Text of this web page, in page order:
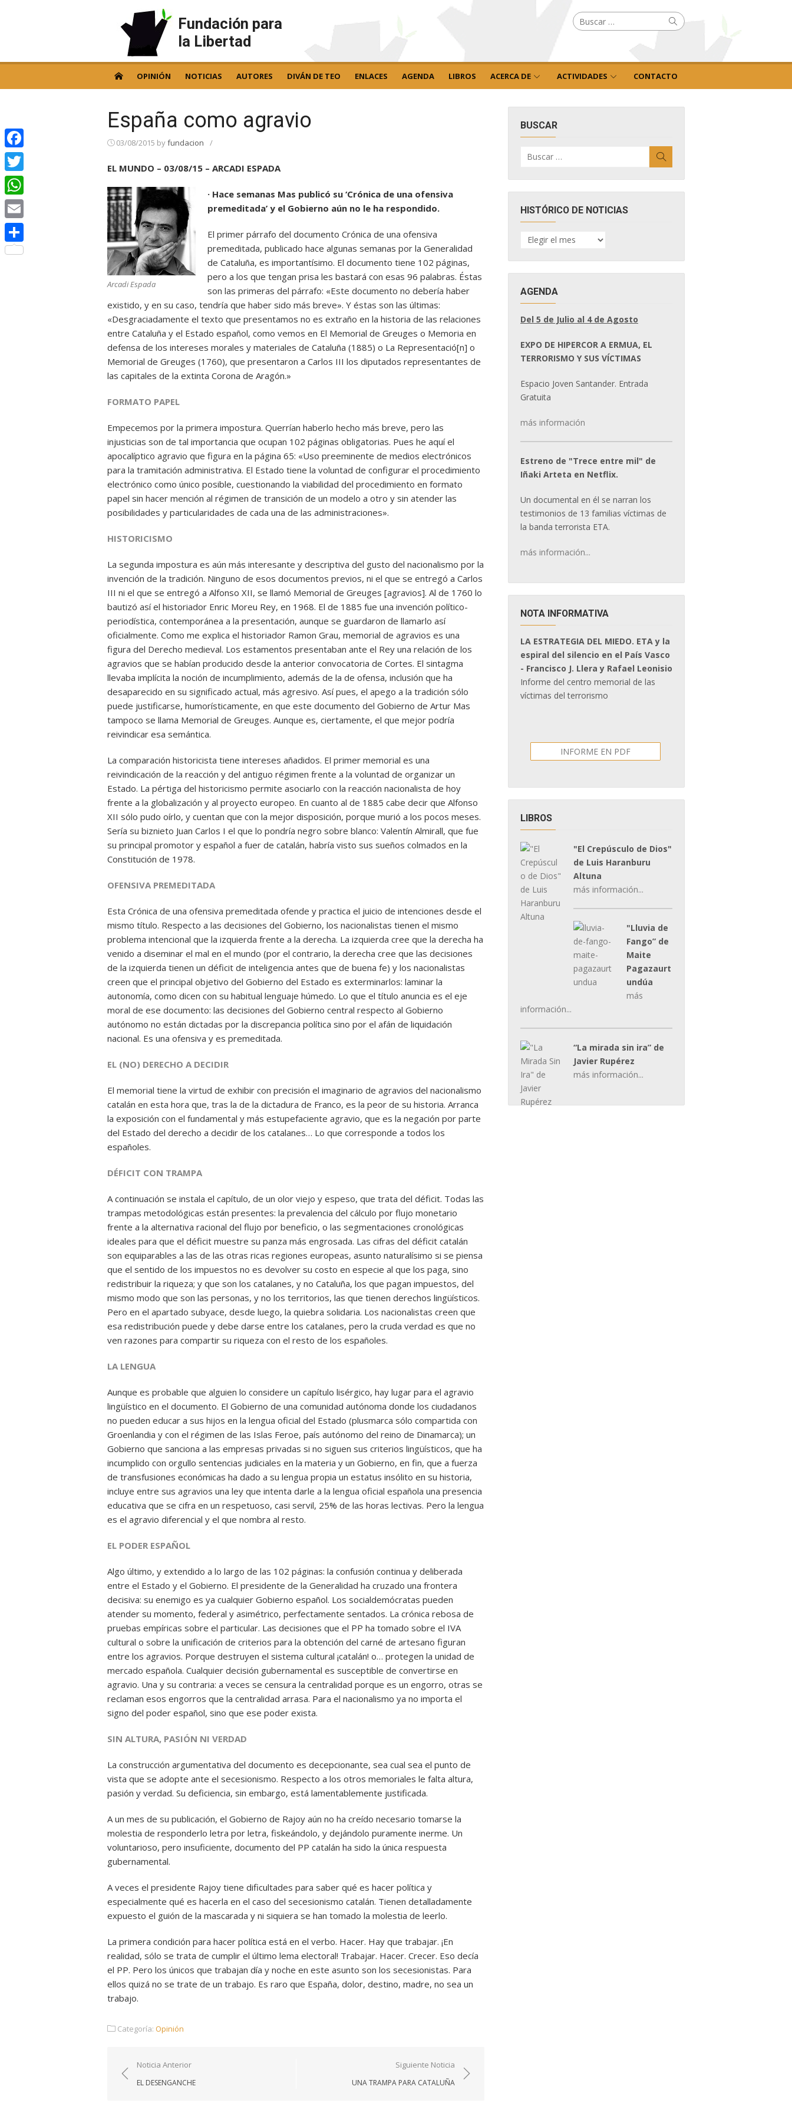
Fundación para
la Libertad
Buscar
por: Buscar
OPINIÓN NOTICIAS AUTORES DIVÁN DE TEO ENLACES AGENDA LIBROS ACERCA DE ACTIVIDADES CONTACTO
España como agravio
03/08/2015 byfundacion /
EL MUNDO – 03/08/15 – ARCADI ESPADA
Arcadi Espada
· Hace semanas Mas publicó su ‘Crónica de una ofensiva
premeditada’ y el Gobierno aún no le ha respondido.
El primer párrafo del documento Crónica de una ofensiva
premeditada, publicado hace algunas semanas por la Generalidad
de Cataluña, es importantísimo. El documento tiene 102 páginas,
pero a los que tengan prisa les bastará con esas 96 palabras. Éstas
son las primeras del párrafo: «Este documento no debería haber
existido, y en su caso, tendría que haber sido más breve». Y éstas son las últimas:
«Desgraciadamente el texto que presentamos no es extraño en la historia de las relaciones
entre Cataluña y el Estado español, como vemos en El Memorial de Greuges o Memoria en
defensa de los intereses morales y materiales de Cataluña (1885) o La Representació[n] o
Memorial de Greuges (1760), que presentaron a Carlos III los diputados representantes de
las capitales de la extinta Corona de Aragón.»
FORMATO PAPEL
Empecemos por la primera impostura. Querrían haberlo hecho más breve, pero las
injusticias son de tal importancia que ocupan 102 páginas obligatorias. Pues he aquí el
apocalíptico agravio que figura en la página 65: «Uso preeminente de medios electrónicos
para la tramitación administrativa. El Estado tiene la voluntad de configurar el procedimiento
electrónico como único posible, cuestionando la viabilidad del procedimiento en formato
papel sin hacer mención al régimen de transición de un modelo a otro y sin atender las
posibilidades y particularidades de cada una de las administraciones».
HISTORICISMO
La segunda impostura es aún más interesante y descriptiva del gusto del nacionalismo por la
invención de la tradición. Ninguno de esos documentos previos, ni el que se entregó a Carlos
III ni el que se entregó a Alfonso XII, se llamó Memorial de Greuges [agravios]. Al de 1760 lo
bautizó así el historiador Enric Moreu Rey, en 1968. El de 1885 fue una invención político-
periodística, contemporánea a la presentación, aunque se guardaron de llamarlo así
oficialmente. Como me explica el historiador Ramon Grau, memorial de agravios es una
figura del Derecho medieval. Los estamentos presentaban ante el Rey una relación de los
agravios que se habían producido desde la anterior convocatoria de Cortes. El sintagma
llevaba implícita la noción de incumplimiento, además de la de ofensa, inclusión que ha
desaparecido en su significado actual, más agresivo. Así pues, el apego a la tradición sólo
puede justificarse, humorísticamente, en que este documento del Gobierno de Artur Mas
tampoco se llama Memorial de Greuges. Aunque es, ciertamente, el que mejor podría
reivindicar esa semántica.
La comparación historicista tiene intereses añadidos. El primer memorial es una
reivindicación de la reacción y del antiguo régimen frente a la voluntad de organizar un
Estado. La pértiga del historicismo permite asociarlo con la reacción nacionalista de hoy
frente a la globalización y al proyecto europeo. En cuanto al de 1885 cabe decir que Alfonso
XII sólo pudo oírlo, y cuentan que con la mejor disposición, porque murió a los pocos meses.
Sería su biznieto Juan Carlos I el que lo pondría negro sobre blanco: Valentín Almirall, que fue
su principal promotor y español a fuer de catalán, habría visto sus sueños colmados en la
Constitución de 1978.
OFENSIVA PREMEDITADA
Esta Crónica de una ofensiva premeditada ofende y practica el juicio de intenciones desde el
mismo título. Respecto a las decisiones del Gobierno, los nacionalistas tienen el mismo
problema intencional que la izquierda frente a la derecha. La izquierda cree que la derecha ha
venido a diseminar el mal en el mundo (por el contrario, la derecha cree que las decisiones
de la izquierda tienen un déficit de inteligencia antes que de buena fe) y los nacionalistas
creen que el principal objetivo del Gobierno del Estado es exterminarlos: laminar la
autonomía, como dicen con su habitual lenguaje húmedo. Lo que el título anuncia es el eje
moral de ese documento: las decisiones del Gobierno central respecto al Gobierno
autónomo no están dictadas por la discrepancia política sino por el afán de liquidación
nacional. Es una ofensiva y es premeditada.
EL (NO) DERECHO A DECIDIR
El memorial tiene la virtud de exhibir con precisión el imaginario de agravios del nacionalismo
catalán en esta hora que, tras la de la dictadura de Franco, es la peor de su historia. Arranca
la exposición con el fundamental y más estupefaciente agravio, que es la negación por parte
del Estado del derecho a decidir de los catalanes… Lo que corresponde a todos los
españoles.
DÉFICIT CON TRAMPA
A continuación se instala el capítulo, de un olor viejo y espeso, que trata del déficit. Todas las
trampas metodológicas están presentes: la prevalencia del cálculo por flujo monetario
frente a la alternativa racional del flujo por beneficio, o las segmentaciones cronológicas
ideales para que el déficit muestre su panza más engrosada. Las cifras del déficit catalán
son equiparables a las de las otras ricas regiones europeas, asunto naturalísimo si se piensa
que el sentido de los impuestos no es devolver su costo en especie al que los paga, sino
redistribuir la riqueza; y que son los catalanes, y no Cataluña, los que pagan impuestos, del
mismo modo que son las personas, y no los territorios, las que tienen derechos lingüísticos.
Pero en el apartado subyace, desde luego, la quiebra solidaria. Los nacionalistas creen que
esa redistribución puede y debe darse entre los catalanes, pero la cruda verdad es que no
ven razones para compartir su riqueza con el resto de los españoles.
LA LENGUA
Aunque es probable que alguien lo considere un capítulo lisérgico, hay lugar para el agravio
lingüístico en el documento. El Gobierno de una comunidad autónoma donde los ciudadanos
no pueden educar a sus hijos en la lengua oficial del Estado (plusmarca sólo compartida con
Groenlandia y con el régimen de las Islas Feroe, país autónomo del reino de Dinamarca); un
Gobierno que sanciona a las empresas privadas si no siguen sus criterios lingüísticos, que ha
incumplido con orgullo sentencias judiciales en la materia y un Gobierno, en fin, que a fuerza
de transfusiones económicas ha dado a su lengua propia un estatus insólito en su historia,
incluye entre sus agravios una ley que intenta darle a la lengua oficial española una presencia
educativa que se cifra en un respetuoso, casi servil, 25% de las horas lectivas. Pero la lengua
es el agravio diferencial y el que nombra al resto.
EL PODER ESPAÑOL
Algo último, y extendido a lo largo de las 102 páginas: la confusión continua y deliberada
entre el Estado y el Gobierno. El presidente de la Generalidad ha cruzado una frontera
decisiva: su enemigo es ya cualquier Gobierno español. Los socialdemócratas pueden
atender su momento, federal y asimétrico, perfectamente sentados. La crónica rebosa de
pruebas empíricas sobre el particular. Las decisiones que el PP ha tomado sobre el IVA
cultural o sobre la unificación de criterios para la obtención del carné de artesano figuran
entre los agravios. Porque destruyen el sistema cultural ¡catalán! o… protegen la unidad de
mercado española. Cualquier decisión gubernamental es susceptible de convertirse en
agravio. Una y su contraria: a veces se censura la centralidad porque es un engorro, otras se
reclaman esos engorros que la centralidad arrasa. Para el nacionalismo ya no importa el
signo del poder español, sino que ese poder exista.
SIN ALTURA, PASIÓN NI VERDAD
La construcción argumentativa del documento es decepcionante, sea cual sea el punto de
vista que se adopte ante el secesionismo. Respecto a los otros memoriales le falta altura,
pasión y verdad. Su deficiencia, sin embargo, está lamentablemente justificada.
A un mes de su publicación, el Gobierno de Rajoy aún no ha creído necesario tomarse la
molestia de responderlo letra por letra, fiskeándolo, y dejándolo puramente inerme. Un
voluntarioso, pero insuficiente, documento del PP catalán ha sido la única respuesta
gubernamental.
A veces el presidente Rajoy tiene dificultades para saber qué es hacer política y
especialmente qué es hacerla en el caso del secesionismo catalán. Tienen detalladamente
expuesto el guión de la mascarada y ni siquiera se han tomado la molestia de leerlo.
La primera condición para hacer política está en el verbo. Hacer. Hay que trabajar. ¡En
realidad, sólo se trata de cumplir el último lema electoral! Trabajar. Hacer. Crecer. Eso decía
el PP. Pero los únicos que trabajan día y noche en este asunto son los secesionistas. Para
ellos quizá no se trate de un trabajo. Es raro que España, dolor, destino, madre, no sea un
trabajo.
Categoría: Opinión
Navegación
de
Noticia Anterior
EL DESENGANCHE
Siguiente Noticia
UNA TRAMPA PARA CATALUÑA
BUSCAR
por:
HISTÓRICO DE NOTICIAS
HISTÓRICO
DE
AGENDA
Del 5 de Julio al 4 de Agosto
EXPO DE HIPERCOR A ERMUA, EL
TERRORISMO Y SUS VÍCTIMAS
Espacio Joven Santander. Entrada
Gratuita
más información
Estreno de "Trece entre mil" de
Iñaki Arteta en Netflix.
Un documental en él se narran los
testimonios de 13 familias víctimas de
la banda terrorista ETA.
más información...
NOTA INFORMATIVA
LA ESTRATEGIA DEL MIEDO. ETA y la
espiral del silencio en el País Vasco
- Francisco J. Llera y Rafael Leonisio
Informe del centro memorial de las
víctimas del terrorismo
INFORME EN PDF
LIBROS
"El Crepúsculo de Dios"
de Luis Haranburu
Altuna
más información...
"Lluvia de
Fango” de
Maite
Pagazaurt
undúa
más
información...
“La mirada sin ira” de
Javier Rupérez
más información...
Facebook
Twitter
WhatsApp
Email
Compartir